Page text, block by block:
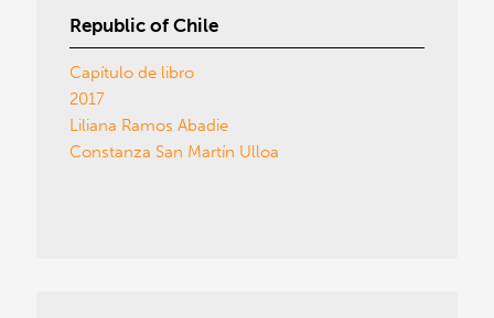
Republic of Chile
Capítulo de libro
2017
Liliana Ramos Abadie
Constanza San Martín Ulloa